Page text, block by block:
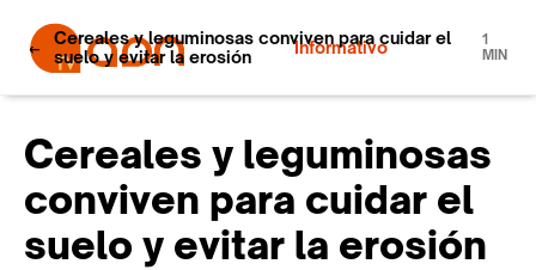
Informativo
Cereales y leguminosas conviven para cuidar el
suelo y evitar la erosión
1
MIN
Cereales y leguminosas
conviven para cuidar el
suelo y evitar la erosión